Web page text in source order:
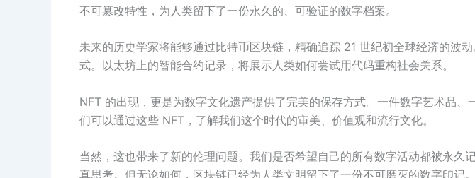
不可篡改特性，为人类留下了一份永久的、可验证的数字档案。
未来的历史学家将能够通过比特币区块链，精确追踪 21 世纪初全球经济的波
式。以太坊上的智能合约记录，将展示人类如何尝试用代码重构社会关系。
NFT 的出现，更是为数字文化遗产提供了完美的保存方式。一件数字艺术品
们可以通过这些 NFT，了解我们这个时代的审美、价值观和流行文化。
当然，这也带来了新的伦理问题。我们是否希望自己的所有数字活动都被永
真思考。但无论如何，区块链已经为人类文明留下了一份不可磨灭的数字印记。